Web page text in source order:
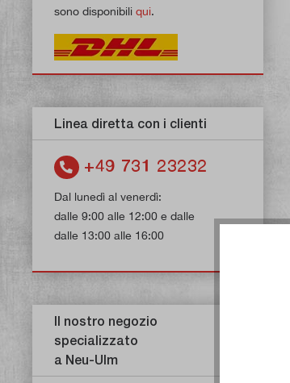
sono disponibili qui.
Linea diretta con i clienti
+49 731 23232
Dal lunedì al venerdì:
dalle 9:00 alle 12:00 e dalle
dalle 13:00 alle 16:00
Il nostro negozio
specializzato
a Neu-Ulm